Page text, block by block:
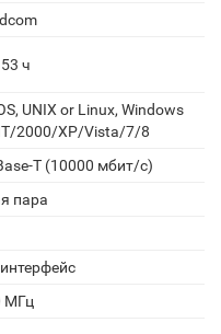
ч
UNIX or Linux, Windows
2000/XP/Vista/7/8
T (10000 мбит/с)
пара
МГц